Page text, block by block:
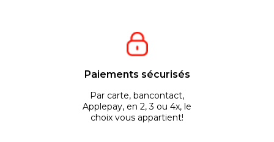
Paiements sécurisés
Par carte, bancontact,
Applepay, en 2, 3 ou 4x, le
choix vous appartient!